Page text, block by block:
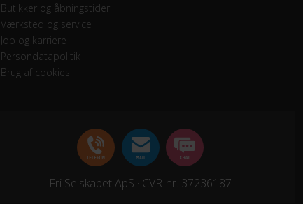
Butikker og åbningstider
Værksted og service
Job og karriere
Persondatapolitik
Brug af cookies
Fri Selskabet ApS · CVR-nr. 37236187